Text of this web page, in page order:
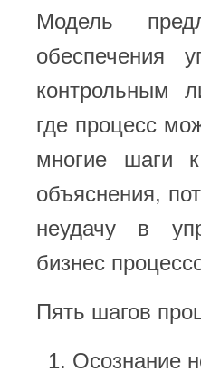
Модель
обеспечения
контрольным
где процесс
многие шаги
объяснения,
неудачу в
бизнес
Пять шагов
Оcознание